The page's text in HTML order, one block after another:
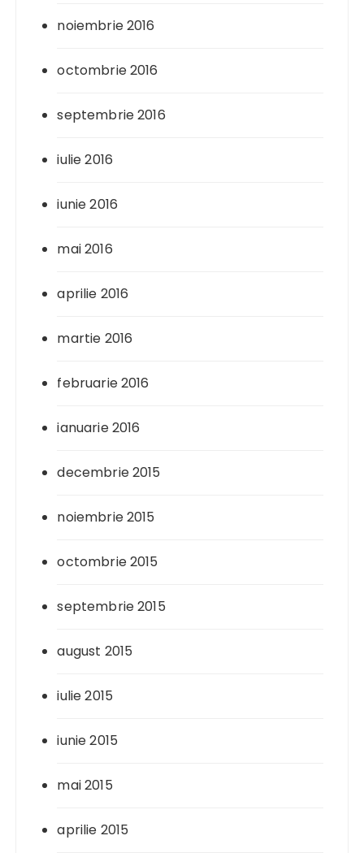
noiembrie 2016
octombrie 2016
septembrie 2016
iulie 2016
iunie 2016
mai 2016
aprilie 2016
martie 2016
februarie 2016
ianuarie 2016
decembrie 2015
noiembrie 2015
octombrie 2015
septembrie 2015
august 2015
iulie 2015
iunie 2015
mai 2015
aprilie 2015